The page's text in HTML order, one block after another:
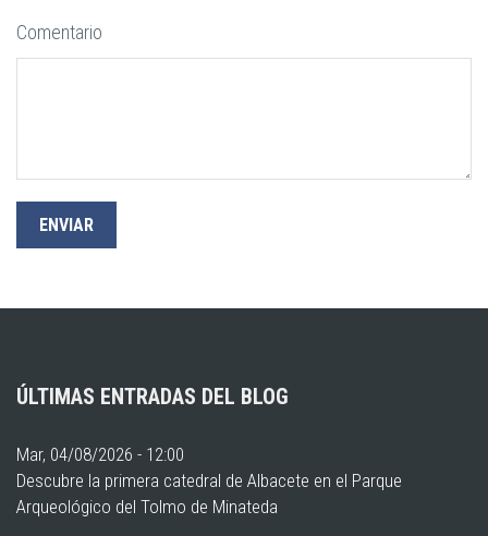
Comentario
ÚLTIMAS ENTRADAS DEL BLOG
Mar, 04/08/2026 - 12:00
Descubre la primera catedral de Albacete en el Parque
Arqueológico del Tolmo de Minateda